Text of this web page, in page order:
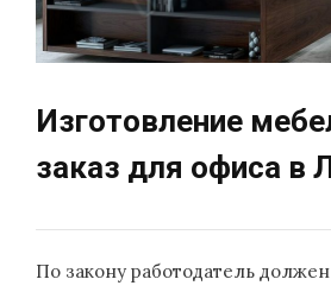
Изготовление
заказ для офиса в
По закону работодатель